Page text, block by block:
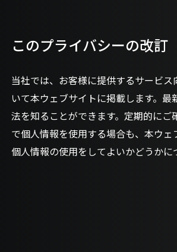
このプライバシーの改訂
当社では、お客様に提供するサービ
いて本ウェブサイトに掲載します。
法を知ることができます。定期的に
で個人情報を使用する場合も、本ウ
個人情報の使用をしてよいかどうかに